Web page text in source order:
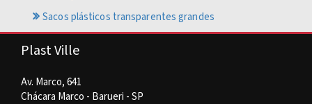
Sacos plásticos transparentes grandes
Plast Ville
Av. Marco, 641
Chácara Marco - Barueri - SP